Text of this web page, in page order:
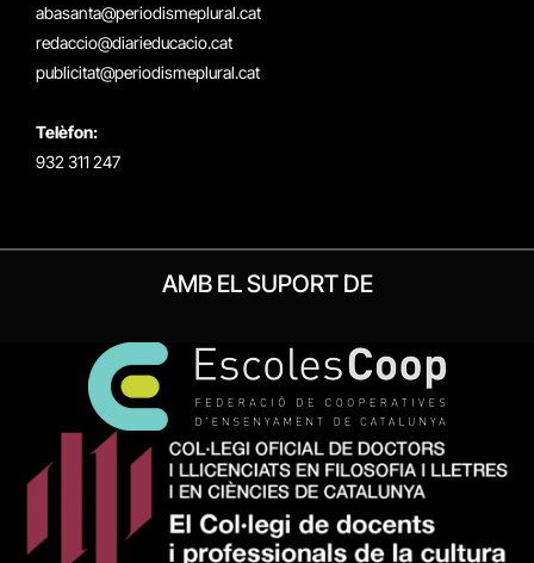
abasanta@periodismeplural.cat
redaccio@diarieducacio.cat
publicitat@periodismeplural.cat
Telèfon:
932 311 247
AMB EL SUPORT DE